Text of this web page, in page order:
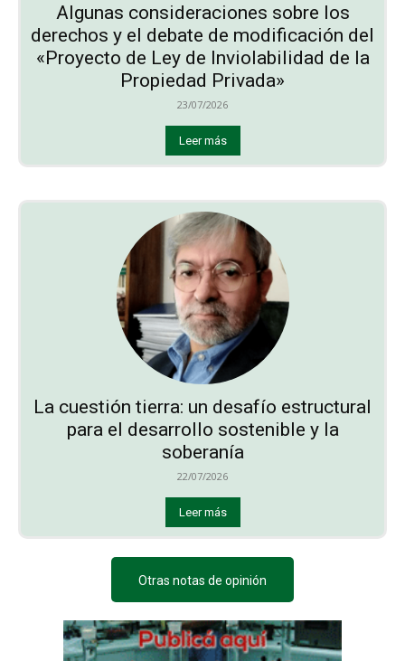
Algunas consideraciones sobre los
derechos y el debate de modificación del
«Proyecto de Ley de Inviolabilidad de la
Propiedad Privada»
23/07/2026
Leer más
La cuestión tierra: un desafío estructural
para el desarrollo sostenible y la
soberanía
22/07/2026
Leer más
Otras notas de opinión